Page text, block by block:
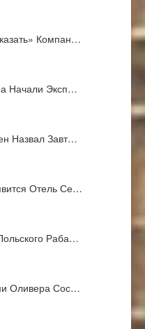
Компан…
Начали Эксп…
Назвал Завт…
Отель Се…
Раба…
Оливера Сос…